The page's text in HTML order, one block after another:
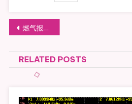
文章导航
燃气报警器的寿命
RELATED POSTS